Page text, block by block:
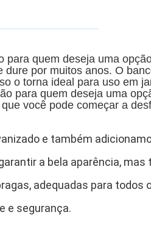
para quem deseja uma
por muitos anos. O
o torna ideal para uso em
para quem deseja uma
você pode começar a
e também
a bela aparência, mas
adequadas para todos
e segurança.